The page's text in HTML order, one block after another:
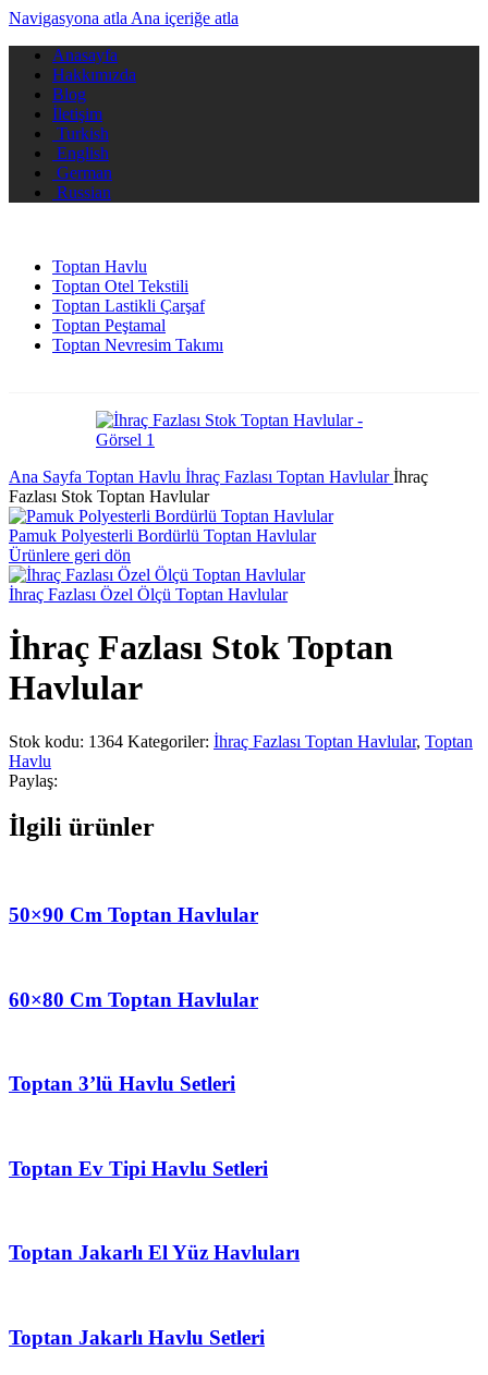
Navigasyona atla Ana içeriğe atla
Anasayfa
Hakkımızda
Blog
İletişim
Turkish
English
German
Russian
Toptan Havlu
Toptan Otel Tekstili
Toptan Lastikli Çarşaf
Toptan Peştamal
Toptan Nevresim Takımı
Ana Sayfa Toptan Havlu İhraç Fazlası Toptan Havlularİhraç
Fazlası Stok Toptan Havlular
Pamuk Polyesterli Bordürlü Toptan Havlular
Ürünlere geri dön
İhraç Fazlası Özel Ölçü Toptan Havlular
İhraç Fazlası Stok Toptan
Havlular
Stok kodu: 1364 Kategoriler: İhraç Fazlası Toptan Havlular, Toptan
Havlu
Paylaş:
İlgili ürünler
50×90 Cm Toptan Havlular
60×80 Cm Toptan Havlular
Toptan 3’lü Havlu Setleri
Toptan Ev Tipi Havlu Setleri
Toptan Jakarlı El Yüz Havluları
Toptan Jakarlı Havlu Setleri